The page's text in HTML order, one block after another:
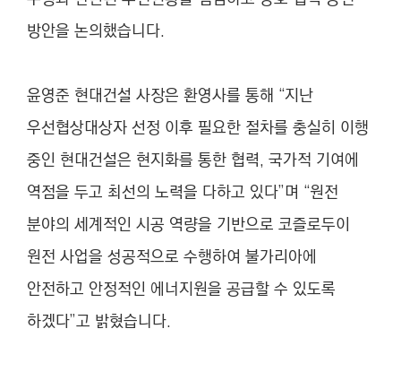
방안을 논의했습니다.
윤영준 현대건설 사장은 환영사를 통해 “지난
우선협상대상자 선정 이후 필요한 절차를 충실히 이행
중인 현대건설은 현지화를 통한 협력, 국가적 기여에
역점을 두고 최선의 노력을 다하고 있다”며 “원전
분야의 세계적인 시공 역량을 기반으로 코즐로두이
원전 사업을 성공적으로 수행하여 불가리아에
안전하고 안정적인 에너지원을 공급할 수 있도록
하겠다”고 밝혔습니다.